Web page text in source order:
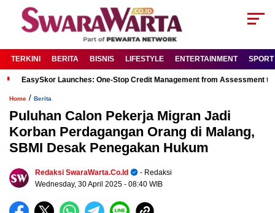
TERKINI BERITA BISNIS LIFESTYLE ENTERTAINMENT SPORT
EasySkor Launches: One-Stop Credit Management from Assessment
Home / Berita
Puluhan Calon Pekerja Migran Jadi
Korban Perdagangan Orang di Malang,
SBMI Desak Penegakan Hukum
Redaksi SwaraWarta.co.id
- Redaksi
Wednesday, 30 April 2025 - 08:40 WIB